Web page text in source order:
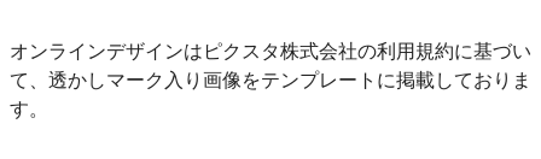
オンラインデザインはピクスタ株式会社の利用規約に基づい
て、透かしマーク入り画像をテンプレートに掲載しておりま
す。